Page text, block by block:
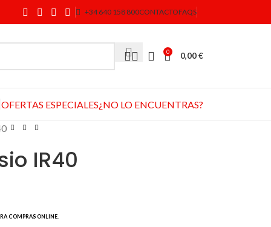
+34 640 158 800CONTACTOFAQS
0 0,00€
OFERTAS ESPECIALES¿NO LO ENCUENTRAS?
IR40